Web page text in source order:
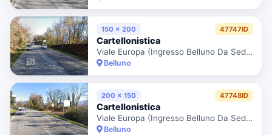
150 x 200 47747ID
Cartellonistica
Viale Europa (Ingresso Belluno Da Sedico)
Belluno
200 x 150 47748ID
Cartellonistica
Viale Europa (Ingresso Belluno Da Sedico)
Belluno